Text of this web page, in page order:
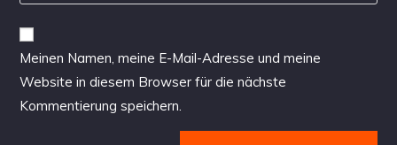
Meinen Namen, meine E-Mail-Adresse und meine
Website in diesem Browser für die nächste
Kommentierung speichern.